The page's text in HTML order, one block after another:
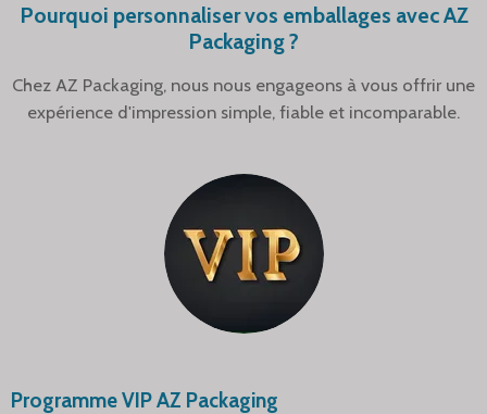
Pourquoi personnaliser vos emballages avec AZ
Packaging ?
Chez AZ Packaging, nous nous engageons à vous offrir une
expérience d'impression simple, fiable et incomparable.
Programme VIP AZ Packaging